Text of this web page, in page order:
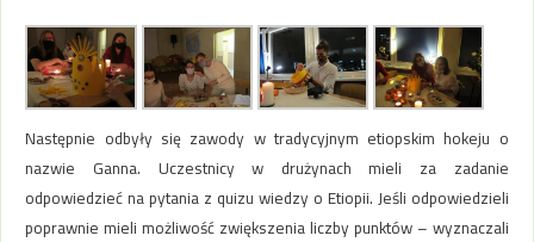
Następnie odbyły się zawody w tradycyjnym etiopskim hokeju o
nazwie Ganna. Uczestnicy w drużynach mieli za zadanie
odpowiedzieć na pytania z quizu wiedzy o Etiopii. Jeśli odpowiedzieli
poprawnie mieli możliwość zwiększenia liczby punktów – wyznaczali